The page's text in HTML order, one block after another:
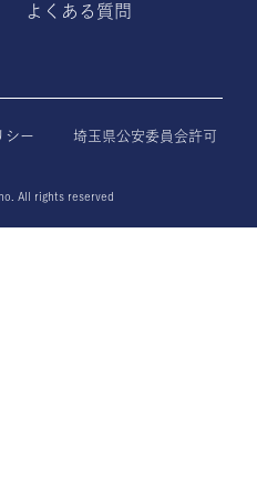
よくある質問
シー
埼玉県公安委員会許可
All rights reserved